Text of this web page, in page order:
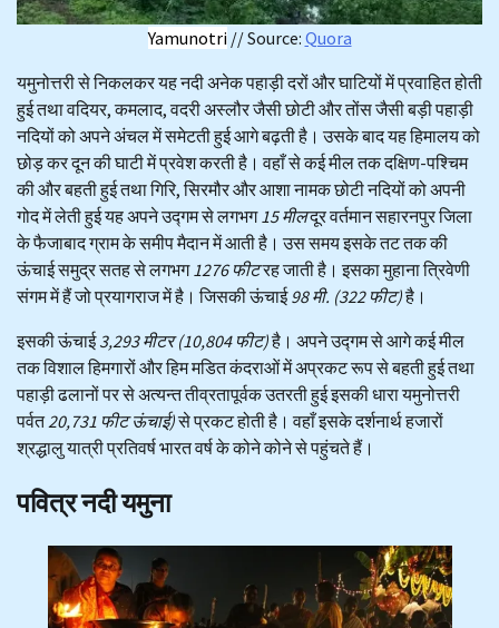
Yamunotri// Source: Quora
यमुनोत्तरी से निकलकर यह नदी अनेक पहाड़ी दरों और घाटियों में प्रवाहित होती
हुई तथा वदियर, कमलाद, वदरी अस्लौर जैसी छोटी और तोंस जैसी बड़ी पहाड़ी
नदियों को अपने अंचल में समेटती हुई आगे बढ़ती है। उसके बाद यह हिमालय को
छोड़ कर दून की घाटी में प्रवेश करती है। वहाँ से कई मील तक दक्षिण-पश्चिम
की और बहती हुई तथा गिरि, सिरमौर और आशा नामक छोटी नदियों को अपनी
गोद में लेती हुई यह अपने उद्गम से लगभग15 मीलदूर वर्तमान सहारनपुर जिला
के फैजाबाद ग्राम के समीप मैदान में आती है। उस समय इसके तट तक की
ऊंचाई समुद्र सतह से लगभग1276 फीटरह जाती है। इसका मुहाना त्रिवेणी
संगम में हैं जो प्रयागराज में है। जिसकी ऊंचाई98 मी. (322 फीट)है।
इसकी ऊंचाई3,293 मीटर (10,804 फीट)है। अपने उद्गम से आगे कई मील
तक विशाल हिमगारों और हिम मडित कंदराओं में अप्रकट रूप से बहती हुई तथा
पहाड़ी ढलानों पर से अत्यन्त तीव्रतापूर्वक उतरती हुई इसकी धारा यमुनोत्तरी
पर्वत20,731 फीट ऊंचाई)से प्रकट होती है। वहाँ इसके दर्शनार्थ हजारों
श्रद्धालु यात्री प्रतिवर्ष भारत वर्ष के कोने कोने से पहुंचते हैं।
पवित्र नदी यमुना